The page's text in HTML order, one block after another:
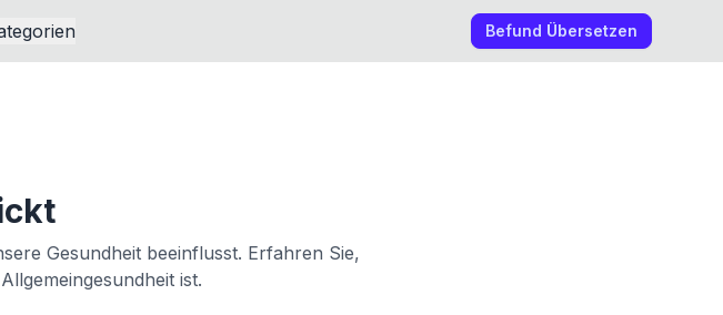
Befund Übersetzen
Gesundheit beeinflusst. Erfahren Sie,
ist.